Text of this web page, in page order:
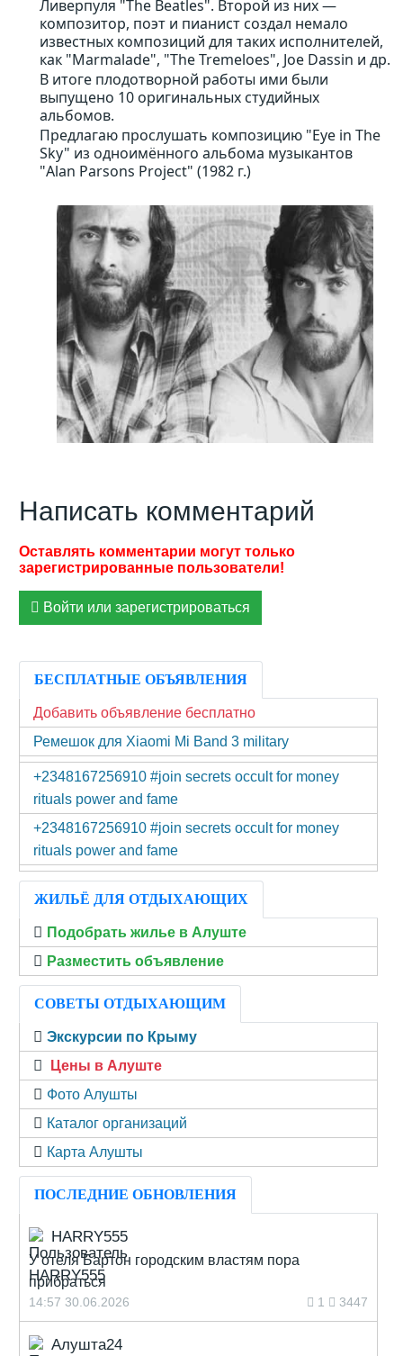
Ливерпуля "The Beatles". Второй из них —
композитор, поэт и пианист создал немало
известных композиций для таких исполнителей,
как "Marmalade", "The Tremeloes", Joe Dassin и др.
В итоге плодотворной работы ими были
выпущено 10 оригинальных студийных
альбомов.
Предлагаю прослушать композицию "Eye in The
Sky" из одноимённого альбома музыкантов
"Alan Parsons Project" (1982 г.)
Написать комментарий
Войти или зарегистрироваться
БЕСПЛАТНЫЕ ОБЪЯВЛЕНИЯ
Добавить объявление бесплатно
Ремешок для Xiaomi Mi Band 3 military
+2348167256910 #join secrets occult for money
rituals power and fame
+2348167256910 #join secrets occult for money
rituals power and fame
ЖИЛЬЁ ДЛЯ ОТДЫХАЮЩИХ
Подобрать жилье в Алуште
Разместить объявление
СОВЕТЫ ОТДЫХАЮЩИМ
Экскурсии по Крыму
Цены в Алуште
Фото Алушты
Каталог организаций
Карта Алушты
ПОСЛЕДНИЕ ОБНОВЛЕНИЯ
HARRY555
У отеля Бартон городским властям пора
прибраться
14:57 30.06.2026 1 3447
Алушта24